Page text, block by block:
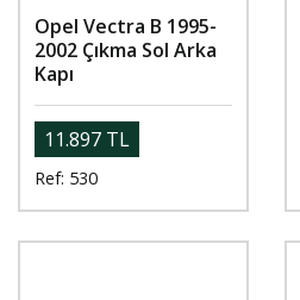
Opel Vectra B 1995-
2002 Çıkma Sol Arka
Kapı
11.897 TL
Ref: 530